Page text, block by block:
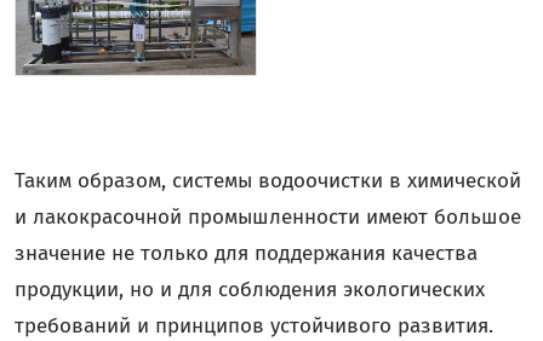
Таким образом, системы водоочистки в химической
и лакокрасочной промышленности имеют большое
значение не только для поддержания качества
продукции, но и для соблюдения экологических
требований и принципов устойчивого развития.